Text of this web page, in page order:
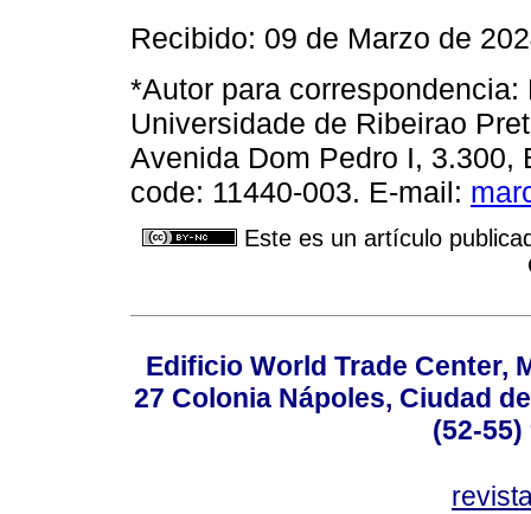
Recibido: 09 de Marzo de
*Autor para
Universidade de Ribeirao
Avenida Dom Pedro I, 3.300,
code: 11440-003. E-mail:
Este es un artículo
Edificio World Trade Center,
27 Colonia Nápoles, Ciudad
(52-55)